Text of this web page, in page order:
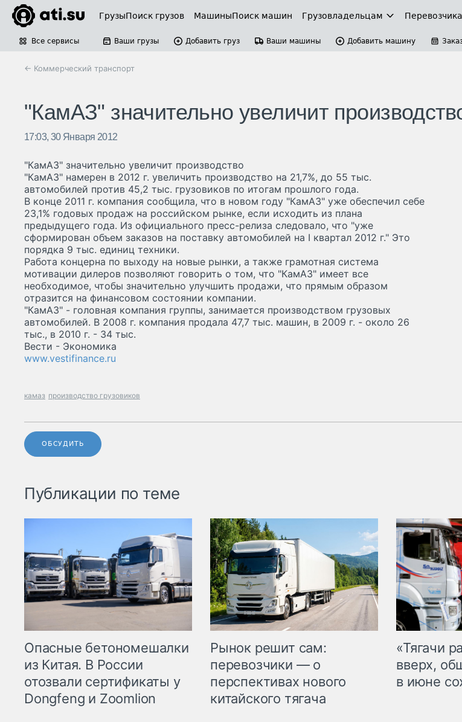
ГрузыПоиск грузов МашиныПоиск машин Грузовладельцам
Все сервисы Ваши грузы Добавить груз Ваши машины Добавить машину
← Коммерческий транспорт
"КамАЗ" значительно увеличит
17:03, 30 Января 2012
"КамАЗ" значительно увеличит производство
"КамАЗ" намерен в 2012 г. увеличить производство на 21,7%, до 55 тыс.
автомобилей против 45,2 тыс. грузовиков по итогам прошлого года.
В конце 2011 г. компания сообщила, что в новом году "КамАЗ" уже обеспечил себе
23,1% годовых продаж на российском рынке, если исходить из плана
предыдущего года. Из официального пресс-релиза следовало, что "уже
сформирован объем заказов на поставку автомобилей на I квартал 2012 г." Это
порядка 9 тыс. единиц техники.
Работа концерна по выходу на новые рынки, а также грамотная система
мотивации дилеров позволяют говорить о том, что "КамАЗ" имеет все
необходимое, чтобы значительно улучшить продажи, что прямым образом
отразится на финансовом состоянии компании.
"КамАЗ" - головная компания группы, занимается производством грузовых
автомобилей. В 2008 г. компания продала 47,7 тыс. машин, в 2009 г. - около 26
тыс., в 2010 г. - 34 тыс.
Вести - Экономика
www.vestifinance.ru
камаз производство грузовиков
ОБСУДИТЬ
Публикации по теме
Опасные бетономешалки
из Китая. В России
отозвали сертификаты у
Dongfeng и Zoomlion
Рынок решит сам:
перевозчики — о
перспективах нового
китайского тягача
«Тягачи
вверх,
в июне